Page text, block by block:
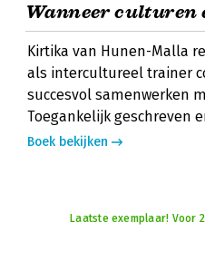
Wanneer culturen
Kirtika van Hunen-Malla
als intercultureel trainer
succesvol samenwerken
Toegankelijk geschreven
Boek bekijken
Laatste exemplaar! Voor